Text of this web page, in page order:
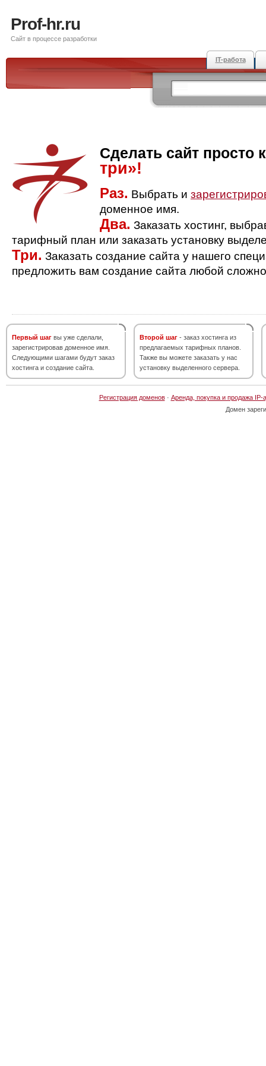
Prof-hr.ru
Сайт в процессе разработки
IT-работа
Сделать сайт просто
три»!
Раз. Выбрать и
доменное имя.
Два. Заказать хостинг,
тарифный план или заказать установку
Три. Заказать создание сайта у нашего
предложить вам создание сайта любой
Первый шаг вы уже сделали,
зарегистрировав доменное имя.
Следующими шагами будут заказ
хостинга и создание сайта.
Второй шаг - заказ хостинга из
предлагаемых тарифных планов.
Также вы можете заказать у нас
установку выделенного сервера.
Регистрация доменов· Аренда, покупка и продажа IP-
Домен